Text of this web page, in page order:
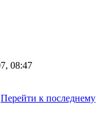
08:47
Перейти к последнему